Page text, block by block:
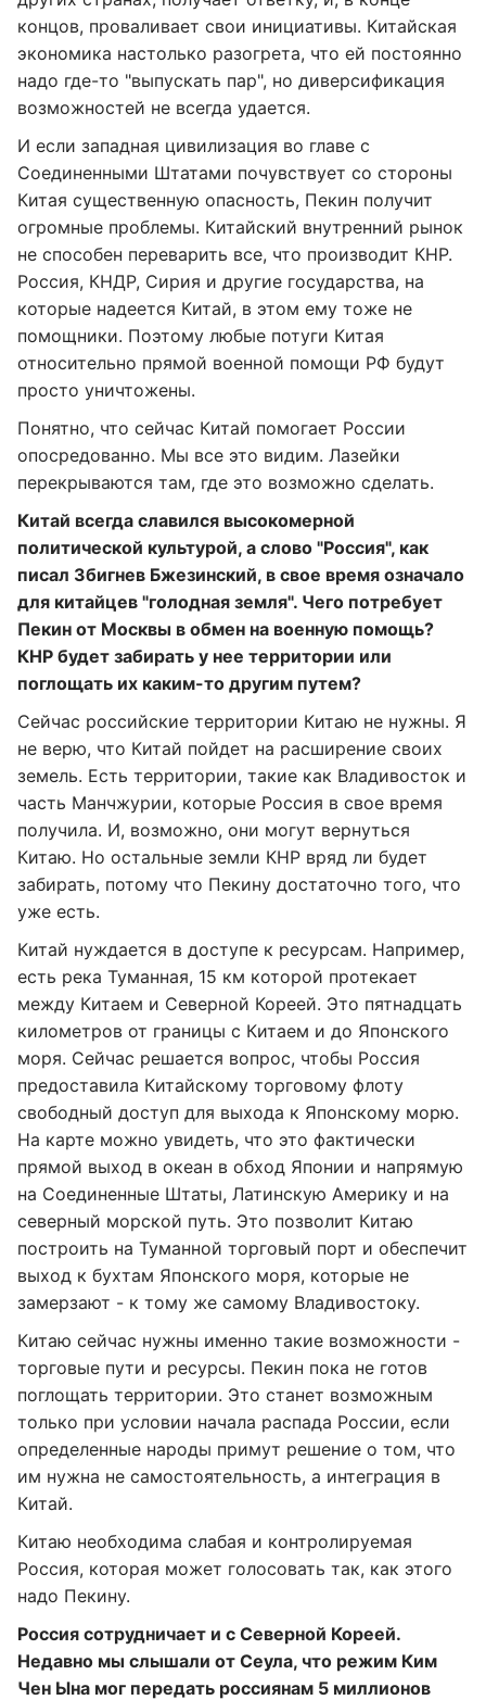
концов, проваливает свои инициативы. Китайская
экономика настолько разогрета, что ей постоянно
надо где-то "выпускать пар", но диверсификация
возможностей не всегда удается.
И если западная цивилизация во главе с
Соединенными Штатами почувствует со стороны
Китая существенную опасность, Пекин получит
огромные проблемы. Китайский внутренний рынок
не способен переварить все, что производит КНР.
Россия, КНДР, Сирия и другие государства, на
которые надеется Китай, в этом ему тоже не
помощники. Поэтому любые потуги Китая
относительно прямой военной помощи РФ будут
просто уничтожены.
Понятно, что сейчас Китай помогает России
опосредованно. Мы все это видим. Лазейки
перекрываются там, где это возможно сделать.
Китай всегда славился высокомерной
политической культурой, а слово "Россия", как
писал Збигнев Бжезинский, в свое время означало
для китайцев "голодная земля". Чего потребует
Пекин от Москвы в обмен на военную помощь?
КНР будет забирать у нее территории или
поглощать их каким-то другим путем?
Сейчас российские территории Китаю не нужны. Я
не верю, что Китай пойдет на расширение своих
земель. Есть территории, такие как Владивосток и
часть Манчжурии, которые Россия в свое время
получила. И, возможно, они могут вернуться
Китаю. Но остальные земли КНР вряд ли будет
забирать, потому что Пекину достаточно того, что
уже есть.
Китай нуждается в доступе к ресурсам. Например,
есть река Туманная, 15 км которой протекает
между Китаем и Северной Кореей. Это пятнадцать
километров от границы с Китаем и до Японского
моря. Сейчас решается вопрос, чтобы Россия
предоставила Китайскому торговому флоту
свободный доступ для выхода к Японскому морю.
На карте можно увидеть, что это фактически
прямой выход в океан в обход Японии и напрямую
на Соединенные Штаты, Латинскую Америку и на
северный морской путь. Это позволит Китаю
построить на Туманной торговый порт и обеспечит
выход к бухтам Японского моря, которые не
замерзают - к тому же самому Владивостоку.
Китаю сейчас нужны именно такие возможности -
торговые пути и ресурсы. Пекин пока не готов
поглощать территории. Это станет возможным
только при условии начала распада России, если
определенные народы примут решение о том, что
им нужна не самостоятельность, а интеграция в
Китай.
Китаю необходима слабая и контролируемая
Россия, которая может голосовать так, как этого
надо Пекину.
Россия сотрудничает и с Северной Кореей.
Недавно мы слышали от Сеула, что режим Ким
Чен Ына мог передать россиянам 5 миллионов